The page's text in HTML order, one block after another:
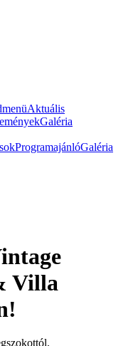
Aktuális
Galéria
ProgramajánlóGaléria
Villa